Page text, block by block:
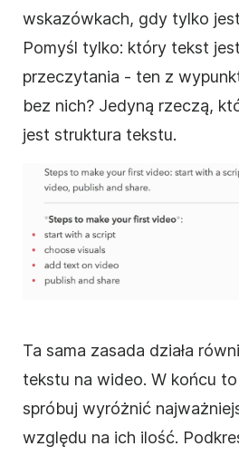
wskazówkach, gdy tylko
Pomyśl tylko: który tekst
przeczytania - ten z
bez nich? Jedyną rzeczą,
jest struktura tekstu.
Ta sama zasada działa
tekstu na wideo. W końcu
spróbuj wyróżnić
względu na ich ilość.